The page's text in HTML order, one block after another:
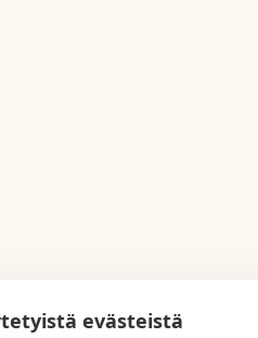
evästeistä